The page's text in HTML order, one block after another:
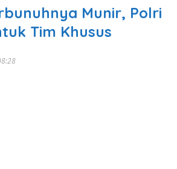
Munir, Polri
Tim Khusus